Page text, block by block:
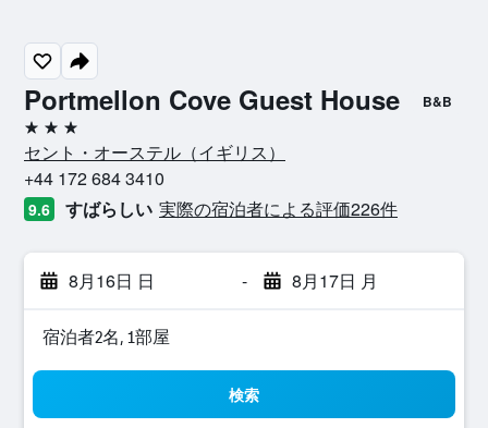
Portmellon Cove Guest House B&B
3つ星
セント・オーステル​（イギリス​）​
+44 172 684 3410
9.6 すばらしい 実際の宿泊者による評価226​件
8月16日 日 - 8月17日 月
宿泊者2名, 1​部屋
検索